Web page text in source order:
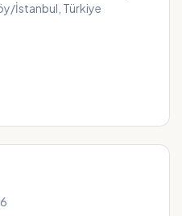
İstanbul, Türkiye